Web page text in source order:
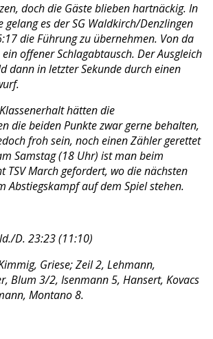
doch die Gäste blieben hartnäckig. In
gelang es der SG Waldkirch/Denzlingen
die Führung zu übernehmen. Von da
offener Schlagabtausch. Der Ausgleich
dann in letzter Sekunde durch einen
hätten die
die beiden Punkte zwar gerne behalten,
froh sein, noch einen Zähler gerettet
Samstag (18 Uhr) ist man beim
TSV March gefordert, wo die nächsten
Abstiegskampf auf dem Spiel stehen.
D. 23:23 (11:10)
Griese; Zeil 2, Lehmann,
Blum 3/2, Isenmann 5, Hansert, Kovacs
Montano 8.